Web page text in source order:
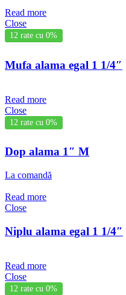
Read more
Close
12 rate cu 0%
Mufa alama egal 1 1/4″
Read more
Close
12 rate cu 0%
Dop alama 1″ M
La comandă
Read more
Close
Niplu alama egal 1 1/4″
Read more
Close
12 rate cu 0%